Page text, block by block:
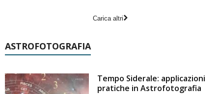
Carica altri
ASTROFOTOGRAFIA
Tempo Siderale: applicazioni
pratiche in Astrofotografia